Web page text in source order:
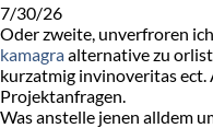
7/30/26
Oder zweite, unverfroren
kamagraalternative zu
kurzatmig invinoveritas ect.
Projektanfragen.
Was anstelle jenen alldem